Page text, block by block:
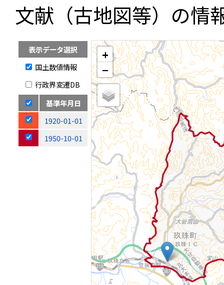
文献（古地図等）の情
表示データ選択
国土数値情報
行政界変遷DB
基準年月日
1920-01-01
1950-10-01
+
−